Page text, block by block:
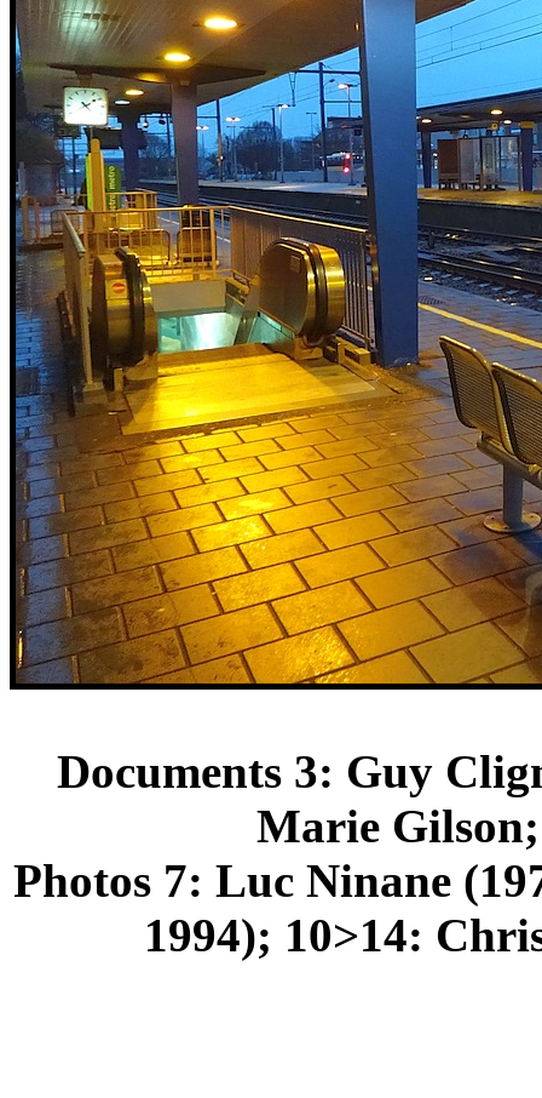
Documents 3: Guy
Marie
Photos 7: Luc Ninane
1994); 10>14: